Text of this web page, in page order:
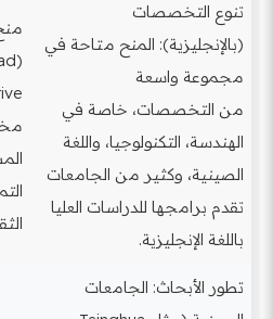
تنوع التخصصات
(بالإنجليزية): المنح متاحة في
مجموعة واسعة
من التخصصات، خاصة في
الهندسة، التكنولوجيا، واللغة
الصينية، وكثير من الجامعات
تقدم برامجها للدراسات العليا
باللغة الإنجليزية.
تطور الأبحاث: الجامعات